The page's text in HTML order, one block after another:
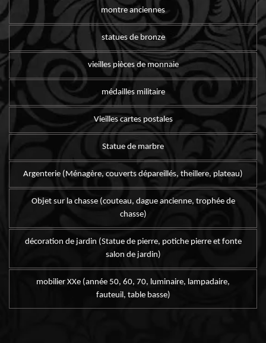
montre anciennes
statues de bronze
vieilles pièces de monnaie
médailles militaire
Vieilles cartes postales
Statue de marbre
Argenterie (Ménagère, couverts dépareillés, theillere, plateau)
Objet sur la chasse (couteau, dague ancienne, trophée de
chasse)
décoration de jardin (Statue de pierre, potiche pierre et fonte
salon de jardin)
mobilier XXe (année 50, 60, 70, luminaire, lampadaire,
fauteuil, table basse)